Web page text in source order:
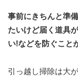
事前にきちんと準
たいけど届く道具
い!などを防ぐこと
引っ越し掃除は大